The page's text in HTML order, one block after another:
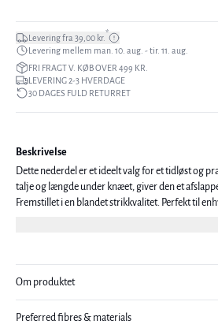
Levering fra 39,00 kr.*
Levering mellem man. 10. aug. - tir. 11. aug.
FRI FRAGT V. KØB OVER 499 KR.
LEVERING 2-3 HVERDAGE
30 DAGES FULD RETURRET
Beskrivelse
Dette nederdel er et ideelt valg for et tidløst og
talje og længde under knæet, giver den et
Fremstillet i en blandet strikkvalitet. Perfekt til enhver
Om produktet
Preferred fibres & materials